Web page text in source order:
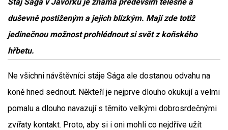
duševně postiženým a jejich blízkým. Mají zde totiž
jedinečnou možnost prohlédnout si svět z koňského
hřbetu.
Ne všichni návštěvníci stáje Sága ale dostanou odvahu na
koně hned sednout. Někteří je nejprve dlouho okukují a velmi
pomalu a dlouho navazují s těmito velkými dobrosrdečnými
zvířaty kontakt. Proto, aby si i oni mohli co nejdříve užít